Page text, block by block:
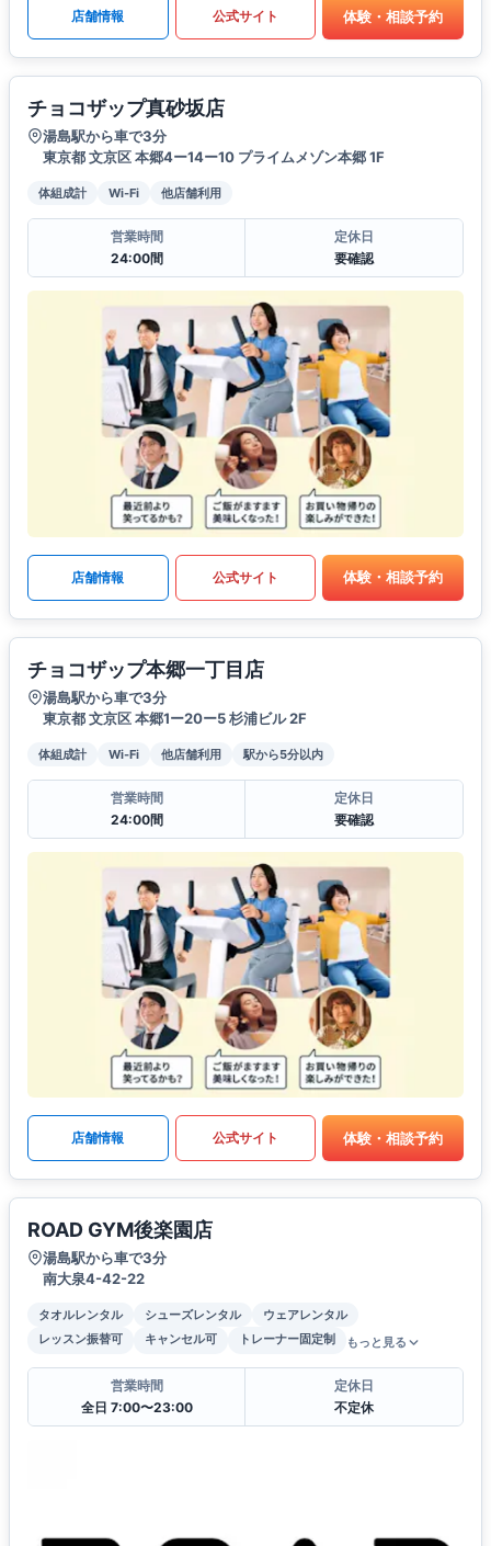
店舗情報 公式サイト 体験・相談予約
チョコザップ真砂坂店
湯島駅から車で3分
東京都 文京区 本郷4ー14ー10 プライムメゾン本郷 1F
体組成計 Wi-Fi 他店舗利用
営業時間
24:00間
定休日
要確認
店舗情報 公式サイト 体験・相談予約
チョコザップ本郷一丁目店
湯島駅から車で3分
東京都 文京区 本郷1ー20ー5 杉浦ビル 2F
体組成計 Wi-Fi 他店舗利用 駅から5分以内
営業時間
24:00間
定休日
要確認
店舗情報 公式サイト 体験・相談予約
ROAD GYM後楽園店
湯島駅から車で3分
南大泉4-42-22
タオルレンタル シューズレンタル
ウェアレンタル
レッスン振替可
キャンセル可 トレーナー固定制 もっと見る
営業時間
全日 7:00〜23:00
定休日
不定休